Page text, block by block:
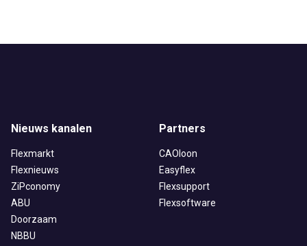
Nieuws kanalen
Flexmarkt
Flexnieuws
ZiPconomy
ABU
Doorzaam
NBBU
Partners
CAOloon
Easyflex
Flexsupport
Flexsoftware